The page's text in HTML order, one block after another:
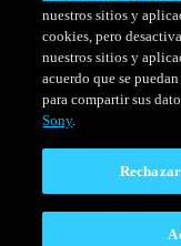
PELÍCULASSERIES
Venezuela
CONECTAR
Contáctanos
Preguntas
nuestros sitios y
cookies, pero
nuestros sitios y
acuerdo que se
para compartir sus
Sony.